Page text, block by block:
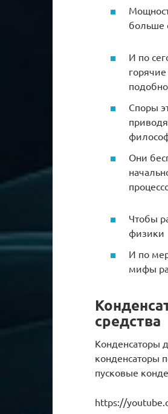
больше
И по
Споры
Они
Чтобы
физики
И по
мифы
средства
Конденсаторы
конденсаторы
пусковые
https://